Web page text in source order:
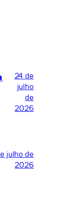
24 de
julho
de
2026
julho de
2026